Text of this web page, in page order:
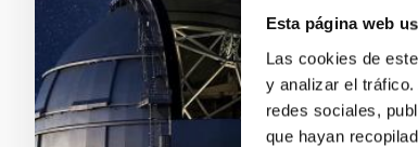
Esta página web
Las cookies de
y analizar el
redes sociales,
que hayan